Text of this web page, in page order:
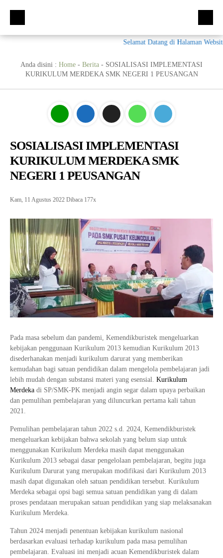
Kompetensi Keahlian
Bisnis Daring dan Pemasaran (BDB)
Otomatisasi dan Tata Kelola Perkantoran (OTKP)
Video
Kumpulan Soal
OTKP
Multimedia
Materi Komputer dan Jaringan Dasar
Materi Pemograman Dasar
Sistem Komputer
Dasar Desain Grafis
Desain Media Interaktif
Tata Busana
Bisnis Daring dan Pemasaran
Humas
BKK
LSP
E-Rapor
PPDB
Selamat Datang di Halaman Website
Anda disini : Home - Berita - SOSIALISASI IMPLEMENTASI
KURIKULUM MERDEKA SMK NEGERI 1 PEUSANGAN
SOSIALISASI IMPLEMENTASI
KURIKULUM MERDEKA SMK
NEGERI 1 PEUSANGAN
Kam, 11 Agustus 2022 Dibaca 177x
Pada masa sebelum dan pandemi, Kemendikburistek mengeluarkan
kebijakan penggunaan Kurikulum 2013 kemudian Kurikulum 2013
disederhanakan menjadi kurikulum darurat yang memberikan
kemudahan bagi satuan pendidikan dalam mengelola pembelajaran jadi
lebih mudah dengan substansi materi yang esensial. Kurikulum
Merdeka di SP/SMK-PK menjadi angin segar dalam upaya perbaikan
dan pemulihan pembelajaran yang diluncurkan pertama kali tahun
2021.
Pemulihan pembelajaran tahun 2022 s.d. 2024, Kemendikburistek
mengeluarkan kebijakan bahwa sekolah yang belum siap untuk
menggunakan Kurikulum Merdeka masih dapat menggunakan
Kurikulum 2013 sebagai dasar pengelolaan pembelajaran, begitu juga
Kurikulum Darurat yang merupakan modifikasi dari Kurikulum 2013
masih dapat digunakan oleh satuan pendidikan tersebut. Kurikulum
Merdeka sebagai opsi bagi semua satuan pendidikan yang di dalam
proses pendataan merupakan satuan pendidikan yang siap melaksanakan
Kurikulum Merdeka.
Tahun 2024 menjadi penentuan kebijakan kurikulum nasional
berdasarkan evaluasi terhadap kurikulum pada masa pemulihan
pembelajaran. Evaluasi ini menjadi acuan Kemendikburistek dalam